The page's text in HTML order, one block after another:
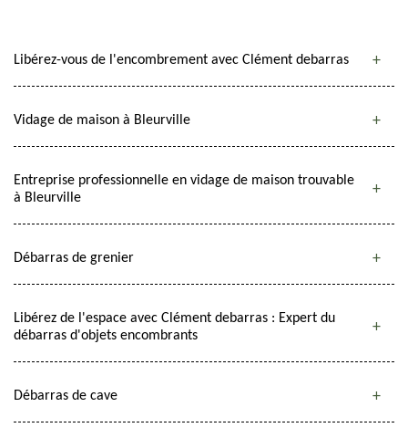
Libérez-vous de l'encombrement avec Clément debarras
Vidage de maison à Bleurville
Entreprise professionnelle en vidage de maison trouvable
à Bleurville
Débarras de grenier
Libérez de l'espace avec Clément debarras : Expert du
débarras d'objets encombrants
Débarras de cave